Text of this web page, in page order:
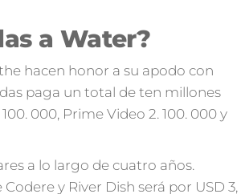
a Water?
hacen honor a su apodo con
paga un total de ten millones
000, Prime Video 2. 100. 000 y
a lo largo de cuatro años.
y River Dish será por USD 3,